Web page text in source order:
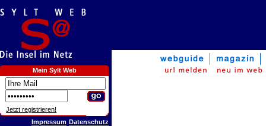
Mein Sylt Web
Jetzt registrieren!
Impressum Datenschutz